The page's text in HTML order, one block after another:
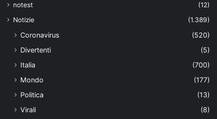
notest
(12)
Notizie
(1.389)
Coronavirus
(520)
Divertenti
(5)
Italia
(700)
Mondo
(177)
Politica
(13)
Virali
(8)